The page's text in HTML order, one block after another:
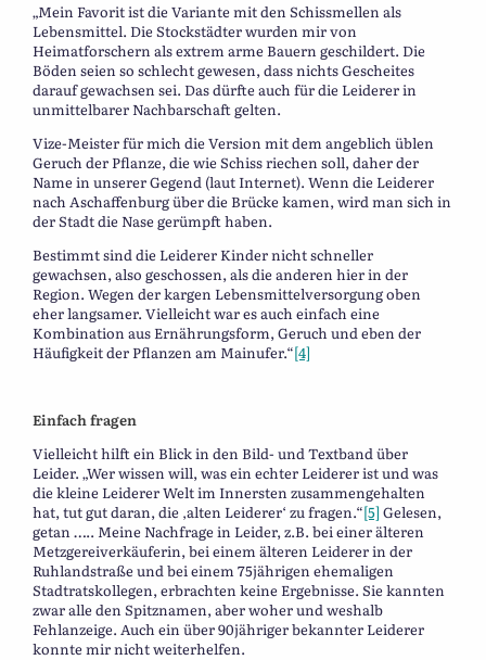
„Mein Favorit ist die Variante mit den Schissmellen als
Lebensmittel. Die Stockstädter wurden mir von
Heimatforschern als extrem arme Bauern geschildert. Die
Böden seien so schlecht gewesen, dass nichts Gescheites
darauf gewachsen sei. Das dürfte auch für die Leiderer in
unmittelbarer Nachbarschaft gelten.
Vize-Meister für mich die Version mit dem angeblich üblen
Geruch der Pflanze, die wie Schiss riechen soll, daher der
Name in unserer Gegend (laut Internet). Wenn die Leiderer
nach Aschaffenburg über die Brücke kamen, wird man sich in
der Stadt die Nase gerümpft haben.
Bestimmt sind die Leiderer Kinder nicht schneller
gewachsen, also geschossen, als die anderen hier in der
Region. Wegen der kargen Lebensmittelversorgung oben
eher langsamer. Vielleicht war es auch einfach eine
Kombination aus Ernährungsform, Geruch und eben der
Häufigkeit der Pflanzen am Mainufer.“[4]
Einfach fragen
Vielleicht hilft ein Blick in den Bild- und Textband über
Leider. „Wer wissen will, was ein echter Leiderer ist und was
die kleine Leiderer Welt im Innersten zusammengehalten
hat, tut gut daran, die ‚alten Leiderer‘ zu fragen.“[5] Gelesen,
getan ….. Meine Nachfrage in Leider, z.B. bei einer älteren
Metzgereiverkäuferin, bei einem älteren Leiderer in der
Ruhlandstraße und bei einem 75jährigen ehemaligen
Stadtratskollegen, erbrachten keine Ergebnisse. Sie kannten
zwar alle den Spitznamen, aber woher und weshalb
Fehlanzeige. Auch ein über 90jähriger bekannter Leiderer
konnte mir nicht weiterhelfen.